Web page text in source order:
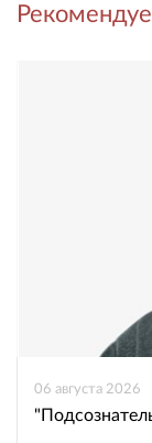
во в
06 августа 2026